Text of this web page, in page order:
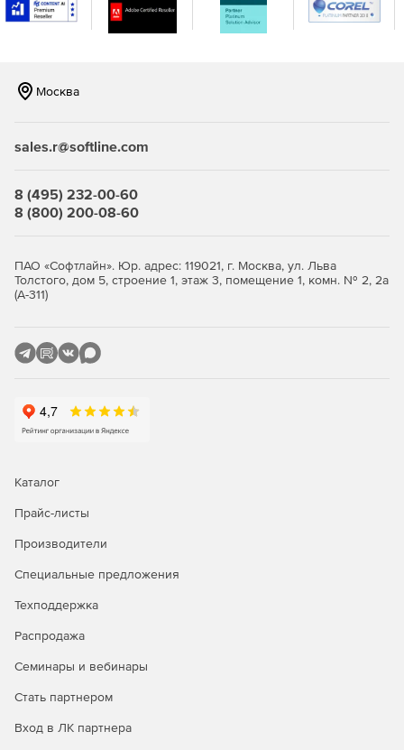
Москва
sales.r@softline.com
8 (495) 232-00-60
8 (800) 200-08-60
ПАО «Софтлайн». Юр. адрес: 119021, г. Москва, ул. Льва
Толстого, дом 5, строение 1, этаж 3, помещение 1, комн. № 2, 2а
(А-311)
Каталог
Прайс-листы
Производители
Специальные предложения
Техподдержка
Распродажа
Семинары и вебинары
Стать партнером
Вход в ЛК партнера